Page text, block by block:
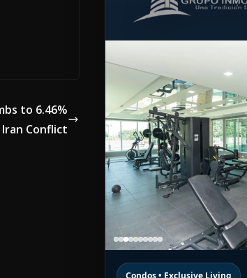
to 6.46%
Conflict
Condos • Exclusive Living